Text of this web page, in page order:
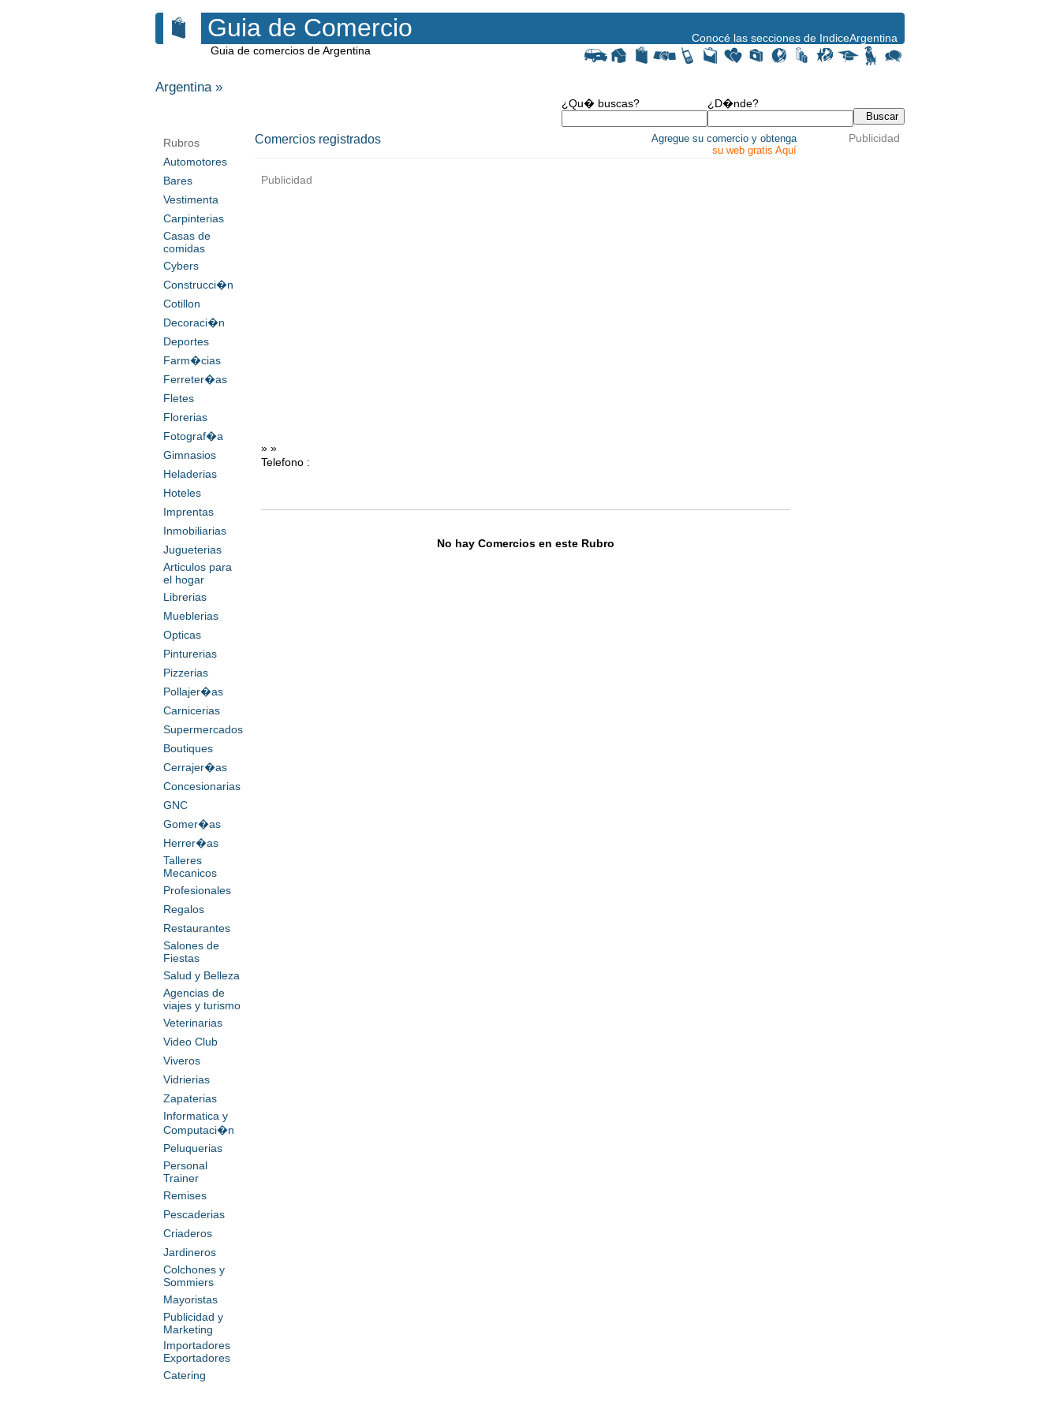
Guia de Comercio
Conocé las secciones de IndiceArgentina
Guia de comercios de Argentina
Argentina»
¿Qu� buscas? ¿D�nde?
Rubros
Automotores
Bares
Vestimenta
Carpinterias
Casas de
comidas
Cybers
Construcci�n
Cotillon
Decoraci�n
Deportes
Farm�cias
Ferreter�as
Fletes
Florerias
Fotograf�a
Gimnasios
Heladerias
Hoteles
Imprentas
Inmobiliarias
Jugueterias
Articulos para
el hogar
Librerias
Mueblerias
Opticas
Pinturerias
Pizzerias
Pollajer�as
Carnicerias
Supermercados
Boutiques
Cerrajer�as
Concesionarias
GNC
Gomer�as
Herrer�as
Talleres
Mecanicos
Profesionales
Regalos
Restaurantes
Salones de
Fiestas
Salud y Belleza
Agencias de
viajes y turismo
Veterinarias
Video Club
Viveros
Vidrierias
Zapaterias
Informatica y
Computaci�n
Peluquerias
Personal
Trainer
Remises
Pescaderias
Criaderos
Jardineros
Colchones y
Sommiers
Mayoristas
Publicidad y
Marketing
Importadores
Exportadores
Catering
Comercios registrados
Agregue su comercio y obtenga
su web gratis Aquí
Publicidad
» »
Telefono :
No hay Comercios en este Rubro
Publicidad